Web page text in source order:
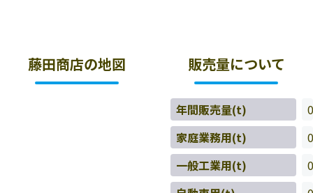
藤田商店の地図 販売量について
年間販売量(t)
0
家庭業務用(t)
0
一般工業用(t)
0